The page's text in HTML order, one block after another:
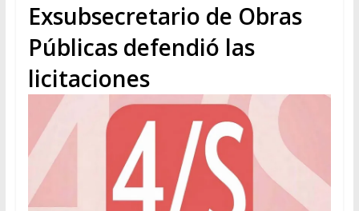
Exsubsecretario de Obras
Públicas defendió las
licitaciones